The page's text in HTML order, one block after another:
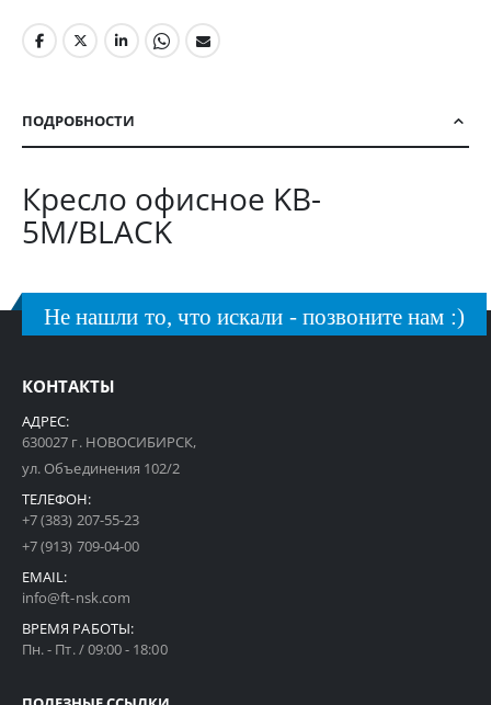
ПОДРОБНОСТИ
Кресло офисное KB-
5M/BLACK
Не нашли то, что искали - позвоните нам :)
КОНТАКТЫ
АДРЕС:
630027 г. НОВОСИБИРСК,
ул. Объединения 102/2
ТЕЛЕФОН:
+7 (383) 207-55-23
+7 (913) 709-04-00
EMAIL:
info@ft-nsk.com
ВРЕМЯ РАБОТЫ:
Пн. - Пт. / 09:00 - 18:00